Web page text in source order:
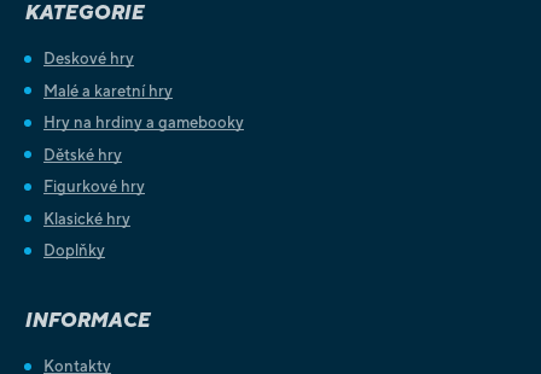
KATEGORIE
Deskové hry
Malé a karetní hry
Hry na hrdiny a gamebooky
Dětské hry
Figurkové hry
Klasické hry
Doplňky
INFORMACE
Kontakty